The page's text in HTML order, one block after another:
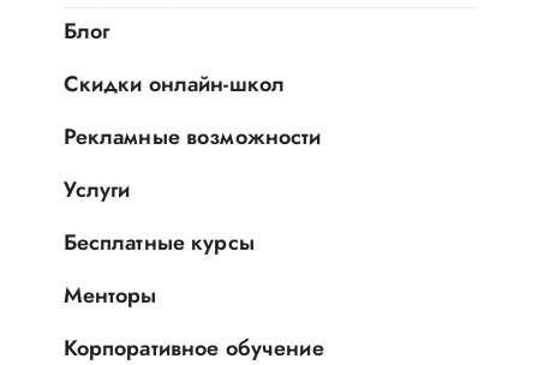
Блог
Скидки онлайн-школ
Рекламные возможности
Услуги
Бесплатные курсы
Менторы
Корпоративное обучение